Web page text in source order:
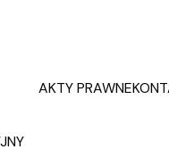
AKTY PRAWNE